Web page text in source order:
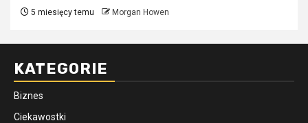
5 miesięcy temu Morgan Howen
KATEGORIE
Biznes
Ciekawostki